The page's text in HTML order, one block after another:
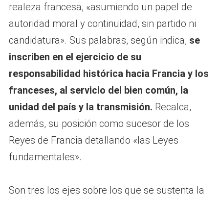
realeza francesa, «asumiendo un papel de
autoridad moral y continuidad, sin partido ni
candidatura». Sus palabras, según indica, se
inscriben en el ejercicio de su
responsabilidad histórica hacia Francia y los
franceses, al servicio del bien común, la
unidad del país y la transmisión. Recalca,
además, su posición como sucesor de los
Reyes de Francia detallando «las Leyes
fundamentales».
Son tres los ejes sobre los que se sustenta la